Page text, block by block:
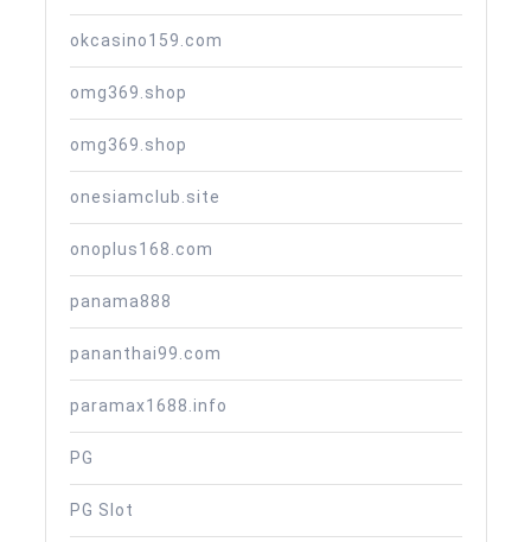
okcasino159.com
omg369.shop
omg369.shop
onesiamclub.site
onoplus168.com
panama888
pananthai99.com
paramax1688.info
PG
PG Slot